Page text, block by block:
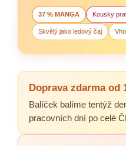
37 % MANGA Kousky
Skvělý jako ledový čaj
Doprava zdarma od
Balíček balíme tentýž
pracovních dní po celé